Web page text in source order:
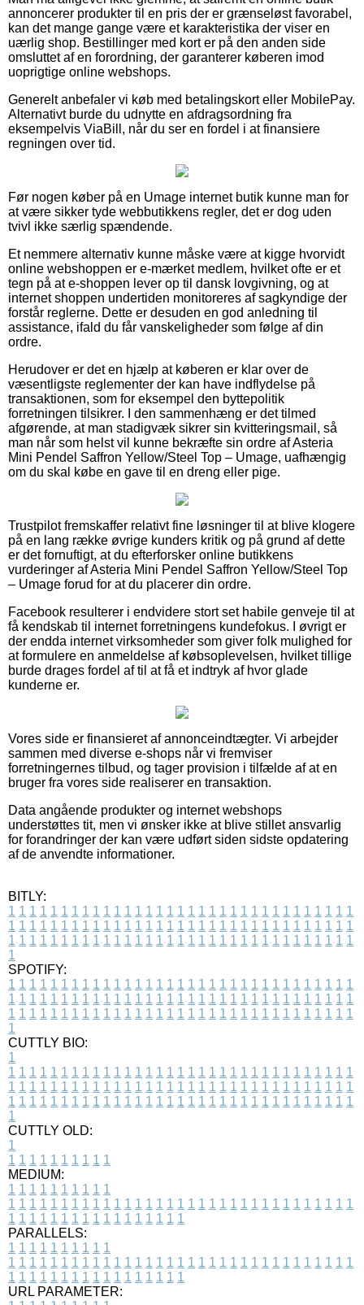
annoncerer produkter til en pris der er grænseløst favorabel,
kan det mange gange være et karakteristika der viser en
uærlig shop. Bestillinger med kort er på den anden side
omsluttet af en forordning, der garanterer køberen imod
uoprigtige online webshops.
Generelt anbefaler vi køb med betalingskort eller MobilePay.
Alternativt burde du udnytte en afdragsordning fra
eksempelvis ViaBill, når du ser en fordel i at finansiere
regningen over tid.
Før nogen køber på en Umage internet butik kunne man for
at være sikker tyde webbutikkens regler, det er dog uden
tvivl ikke særlig spændende.
Et nemmere alternativ kunne måske være at kigge hvorvidt
online webshoppen er e-mærket medlem, hvilket ofte er et
tegn på at e-shoppen lever op til dansk lovgivning, og at
internet shoppen undertiden monitoreres af sagkyndige der
forstår reglerne. Dette er desuden en god anledning til
assistance, ifald du får vanskeligheder som følge af din
ordre.
Herudover er det en hjælp at køberen er klar over de
væsentligste reglementer der kan have indflydelse på
transaktionen, som for eksempel den byttepolitik
forretningen tilsikrer. I den sammenhæng er det tilmed
afgørende, at man stadigvæk sikrer sin kvitteringsmail, så
man når som helst vil kunne bekræfte sin ordre af Asteria
Mini Pendel Saffron Yellow/Steel Top – Umage, uafhængig
om du skal købe en gave til en dreng eller pige.
Trustpilot fremskaffer relativt fine løsninger til at blive klogere
på en lang række øvrige kunders kritik og på grund af dette
er det fornuftigt, at du efterforsker online butikkens
vurderinger af Asteria Mini Pendel Saffron Yellow/Steel Top
– Umage forud for at du placerer din ordre.
Facebook resulterer i endvidere stort set habile genveje til at
få kendskab til internet forretningens kundefokus. I øvrigt er
der endda internet virksomheder som giver folk mulighed for
at formulere en anmeldelse af købsoplevelsen, hvilket tillige
burde drages fordel af til at få et indtryk af hvor glade
kunderne er.
Vores side er finansieret af annonceindtægter. Vi arbejder
sammen med diverse e-shops når vi fremviser
forretningernes tilbud, og tager provision i tilfælde af at en
bruger fra vores side realiserer en transaktion.
Data angående produkter og internet webshops
understøttes tit, men vi ønsker ikke at blive stillet ansvarlig
for forandringer der kan være udført siden sidste opdatering
af de anvendte informationer.
BITLY:
1 1 1 1 1 1 1 1 1 1 1 1 1 1 1 1 1 1 1 1 1 1 1 1 1 1 1 1 1 1 1 1 1
1 1 1 1 1 1 1 1 1 1 1 1 1 1 1 1 1 1 1 1 1 1 1 1 1 1 1 1 1 1 1 1 1
1 1 1 1 1 1 1 1 1 1 1 1 1 1 1 1 1 1 1 1 1 1 1 1 1 1 1 1 1 1 1 1 1
1
SPOTIFY:
1 1 1 1 1 1 1 1 1 1 1 1 1 1 1 1 1 1 1 1 1 1 1 1 1 1 1 1 1 1 1 1 1
1 1 1 1 1 1 1 1 1 1 1 1 1 1 1 1 1 1 1 1 1 1 1 1 1 1 1 1 1 1 1 1 1
1 1 1 1 1 1 1 1 1 1 1 1 1 1 1 1 1 1 1 1 1 1 1 1 1 1 1 1 1 1 1 1 1
1
CUTTLY BIO:
1
1 1 1 1 1 1 1 1 1 1 1 1 1 1 1 1 1 1 1 1 1 1 1 1 1 1 1 1 1 1 1 1 1
1 1 1 1 1 1 1 1 1 1 1 1 1 1 1 1 1 1 1 1 1 1 1 1 1 1 1 1 1 1 1 1 1
1 1 1 1 1 1 1 1 1 1 1 1 1 1 1 1 1 1 1 1 1 1 1 1 1 1 1 1 1 1 1 1 1
1
CUTTLY OLD:
1
1 1 1 1 1 1 1 1 1 1
MEDIUM:
1 1 1 1 1 1 1 1 1 1
1 1 1 1 1 1 1 1 1 1 1 1 1 1 1 1 1 1 1 1 1 1 1 1 1 1 1 1 1 1 1 1 1
1 1 1 1 1 1 1 1 1 1 1 1 1 1 1 1 1
PARALLELS:
1 1 1 1 1 1 1 1 1 1
1 1 1 1 1 1 1 1 1 1 1 1 1 1 1 1 1 1 1 1 1 1 1 1 1 1 1 1 1 1 1 1 1
1 1 1 1 1 1 1 1 1 1 1 1 1 1 1 1 1
URL PARAMETER: